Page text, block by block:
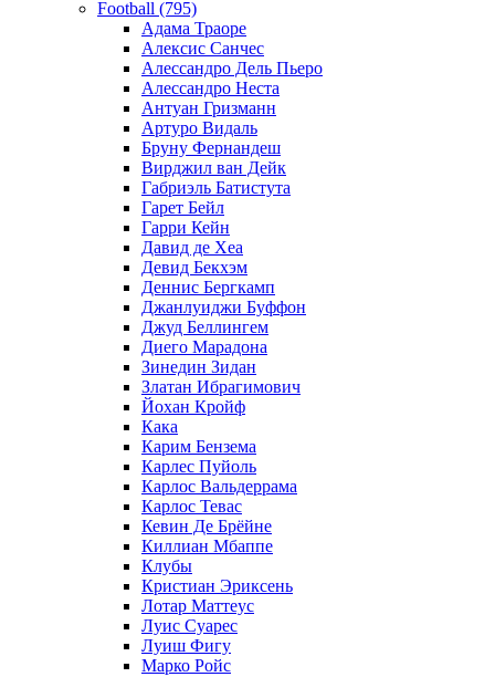
Football (795)
Адама Траоре
Алексис Санчес
Алессандро Дель Пьеро
Алессандро Неста
Антуан Гризманн
Артуро Видаль
Бруну Фернандеш
Вирджил ван Дейк
Габриэль Батистута
Гарет Бейл
Гарри Кейн
Давид де Хеа
Девид Бекхэм
Деннис Бергкамп
Джанлуиджи Буффон
Джуд Беллингем
Диего Марадона
Зинедин Зидан
Златан Ибрагимович
Йохан Кройф
Кака
Карим Бензема
Карлес Пуйоль
Карлос Вальдеррама
Карлос Тевас
Кевин Де Брёйне
Киллиан Мбаппе
Клубы
Кристиан Эриксень
Лотар Маттеус
Луис Суарес
Луиш Фигу
Марко Ройс